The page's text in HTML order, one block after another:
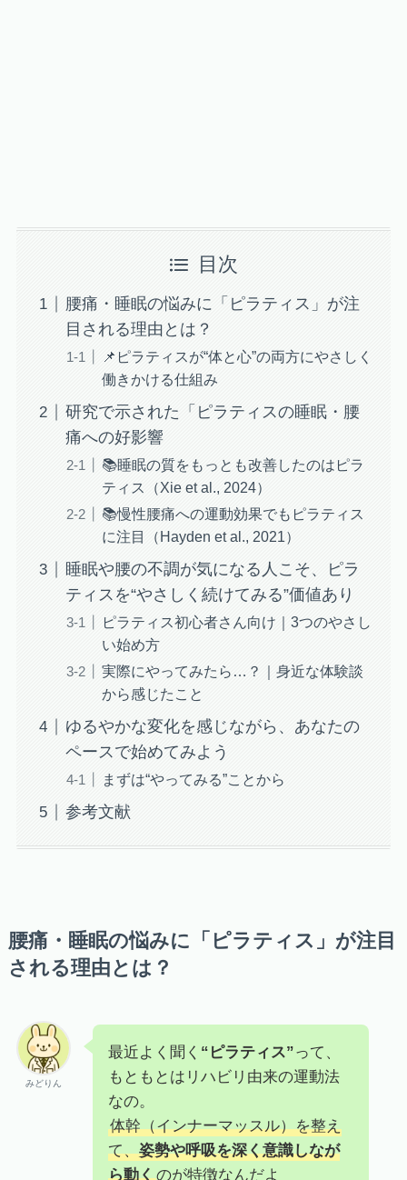
目次
腰痛・睡眠の悩みに「ピラティス」が注
目される理由とは？
📌ピラティスが“体と心”の両方にやさしく
働きかける仕組み
研究で示された「ピラティスの睡眠・腰
痛への好影響
📚睡眠の質をもっとも改善したのはピラ
ティス（Xie et al., 2024）
📚慢性腰痛への運動効果でもピラティス
に注目（Hayden et al., 2021）
睡眠や腰の不調が気になる人こそ、ピラ
ティスを“やさしく続けてみる”価値あり
ピラティス初心者さん向け｜3つのやさし
い始め方
実際にやってみたら…？｜身近な体験談
から感じたこと
ゆるやかな変化を感じながら、あなたの
ペースで始めてみよう
まずは“やってみる”ことから
参考文献
腰痛・睡眠の悩みに「ピラティス」が注目
される理由とは？
みどりん
最近よく聞く “ピラティス”って、
もともとはリハビリ由来の運動法
なの。
体幹（インナーマッスル）を整え
て、姿勢や呼吸を深く意識しなが
ら動くのが特徴なんだよ